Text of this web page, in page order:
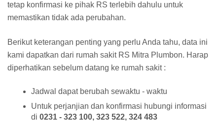
tetap konfirmasi ke pihak RS terlebih dahulu untuk
memastikan tidak ada perubahan.
Berikut keterangan penting yang perlu Anda tahu, data ini
kami dapatkan dari rumah sakit RS Mitra Plumbon. Harap
diperhatikan sebelum datang ke rumah sakit :
Jadwal dapat berubah sewaktu - waktu
Untuk perjanjian dan konfirmasi hubungi informasi
di 0231 - 323 100, 323 522, 324 483